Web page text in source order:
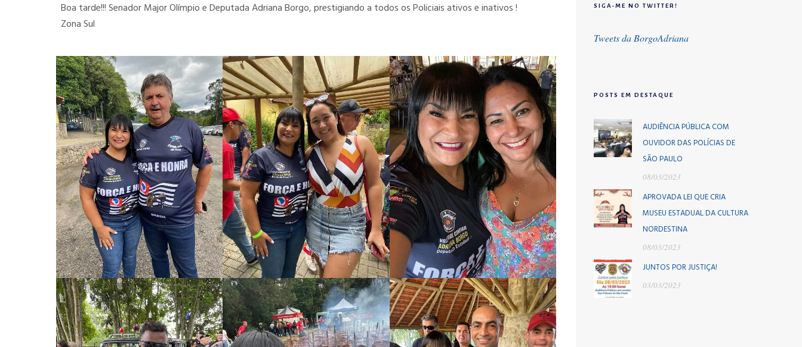
Boa tarde!!! Senador Major Olímpio e Deputada Adriana Borgo, prestigiando a todos os Policiais ativos e inativos !
Zona Sul
SIGA-ME NO TWITTER!
Tweets da BorgoAdriana
POSTS EM DESTAQUE
AUDIÊNCIA PÚBLICA COM
OUVIDOR DAS POLÍCIAS DE
SÃO PAULO
08/03/2023
APROVADA LEI QUE CRIA
MUSEU ESTADUAL DA CULTURA
NORDESTINA
08/03/2023
JUNTOS POR JUSTIÇA!
03/03/2023